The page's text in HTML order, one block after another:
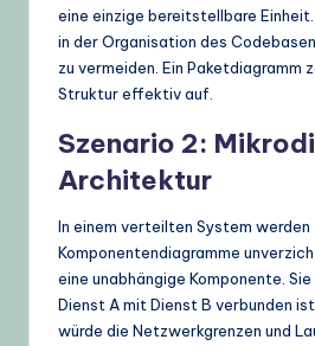
eine einzige bereitstellbare
in der Organisation des
zu vermeiden. Ein Paketdiagramm
Struktur effektiv auf.
Szenario 2:
Architektur
In einem verteilten System werden
Komponentendiagramme
eine unabhängige Komponente.
Dienst A mit Dienst B verbunden
würde die Netzwerkgrenzen und